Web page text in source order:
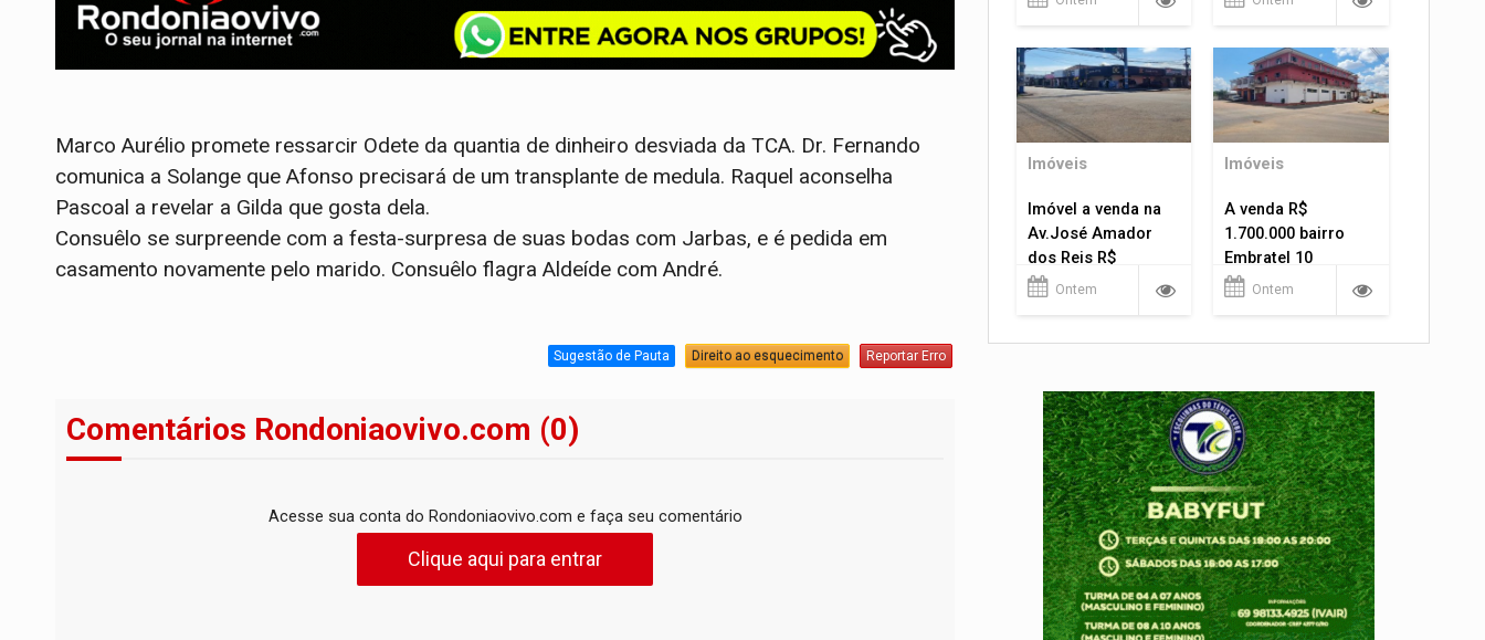
Marco Aurélio promete ressarcir Odete da quantia de dinheiro desviada da TCA. Dr. Fernando
comunica a Solange que Afonso precisará de um transplante de medula. Raquel aconselha
Pascoal a revelar a Gilda que gosta dela.
Consuêlo se surpreende com a festa-surpresa de suas bodas com Jarbas, e é pedida em
casamento novamente pelo marido. Consuêlo flagra Aldeíde com André.
Sugestão de Pauta Direito ao esquecimento Reportar Erro
Comentários Rondoniaovivo.com (0)
Acesse sua conta do Rondoniaovivo.com e faça seu comentário
Clique aqui para entrar
Imóveis
Imóvel a venda na
Av.José Amador
dos Reis R$
1.400.000
Ontem
Imóveis
A venda R$
1.700.000 bairro
Embratel 10
apartamentos!
Ontem